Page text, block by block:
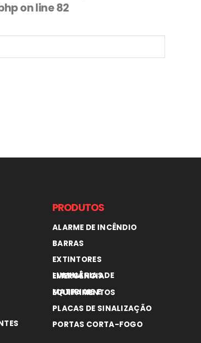
on line82
PRODUTOS
ALARME DE INCÊNDIO
BARRAS
EXTINTORES
LUMINÁRIAS DE EMERGÊNCIA
MATERIAIS E EQUIPAMENTOS
PLACAS DE SINALIZAÇÃO
PORTAS CORTA-FOGO